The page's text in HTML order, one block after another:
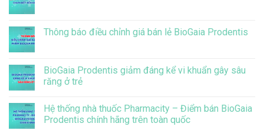
luận
ở
men
vi
sinh
đến
điều
này
Thông báo điều chỉnh giá bán lẻ BioGaia Prodentis
luận
ở
Thông
chỉnh
giá
bán
BioGaia Prodentis giảm đáng kể vi khuẩn gây sâu
răng ở trẻ
bình
luận
ở
Hệ thống nhà thuốc Pharmacity – Điểm bán BioGaia
Prodentis chính hãng trên toàn quốc